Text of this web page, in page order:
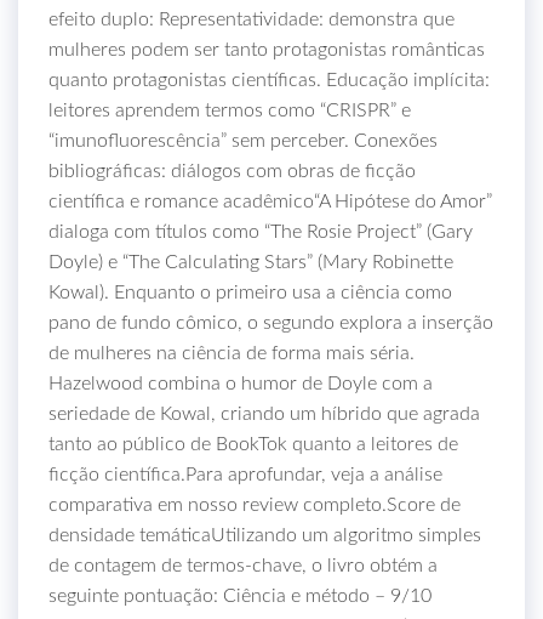
efeito duplo: Representatividade: demonstra que
mulheres podem ser tanto protagonistas românticas
quanto protagonistas científicas. Educação implícita:
leitores aprendem termos como “CRISPR” e
“imunofluorescência” sem perceber. Conexões
bibliográficas: diálogos com obras de ficção
científica e romance acadêmico“A Hipótese do Amor”
dialoga com títulos como “The Rosie Project” (Gary
Doyle) e “The Calculating Stars” (Mary Robinette
Kowal). Enquanto o primeiro usa a ciência como
pano de fundo cômico, o segundo explora a inserção
de mulheres na ciência de forma mais séria.
Hazelwood combina o humor de Doyle com a
seriedade de Kowal, criando um híbrido que agrada
tanto ao público de BookTok quanto a leitores de
ficção científica.Para aprofundar, veja a análise
comparativa em nosso review completo.Score de
densidade temáticaUtilizando um algoritmo simples
de contagem de termos-chave, o livro obtém a
seguinte pontuação: Ciência e método – 9/10